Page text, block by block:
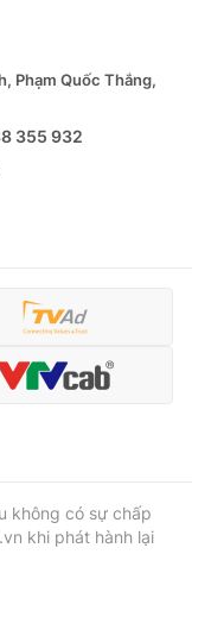
Phạm Quốc Thắng,
355 932
không có sự chấp
khi phát hành lại